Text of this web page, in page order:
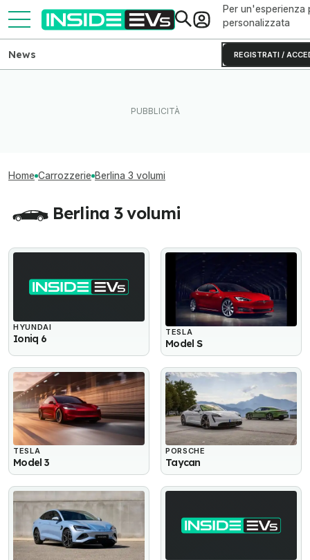
Per un'esperienza
personalizzata
REGISTRATI /
News
Home Carrozzerie Berlina 3 volumi
Berlina 3 volumi
HYUNDAI
Ioniq 6
TESLA
Model S
TESLA
Model 3
PORSCHE
Taycan